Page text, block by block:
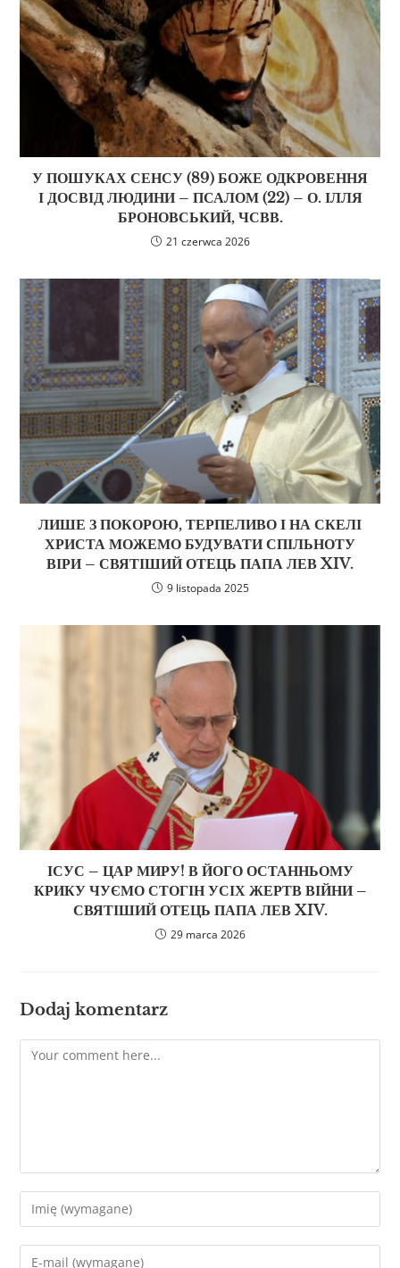
У ПОШУКАХ СЕНСУ (89) БОЖЕ ОДКРОВЕННЯ
І ДОСВІД ЛЮДИНИ – ПСАЛОМ (22) – О. ІЛЛЯ
БРОНОВСЬКИЙ, ЧСВВ.
21 czerwca 2026
ЛИШЕ З ПОКОРОЮ, ТЕРПЕЛИВО І НА СКЕЛІ
ХРИСТА МОЖЕМО БУДУВАТИ СПІЛЬНОТУ
ВІРИ – СВЯТІШИЙ ОТЕЦЬ ПАПА ЛЕВ XIV.
9 listopada 2025
ІСУС – ЦАР МИРУ! В ЙОГО ОСТАННЬОМУ
КРИКУ ЧУЄМО СТОГІН УСІХ ЖЕРТВ ВІЙНИ –
СВЯТІШИЙ ОТЕЦЬ ПАПА ЛЕВ XIV.
29 marca 2026
Dodaj komentarz